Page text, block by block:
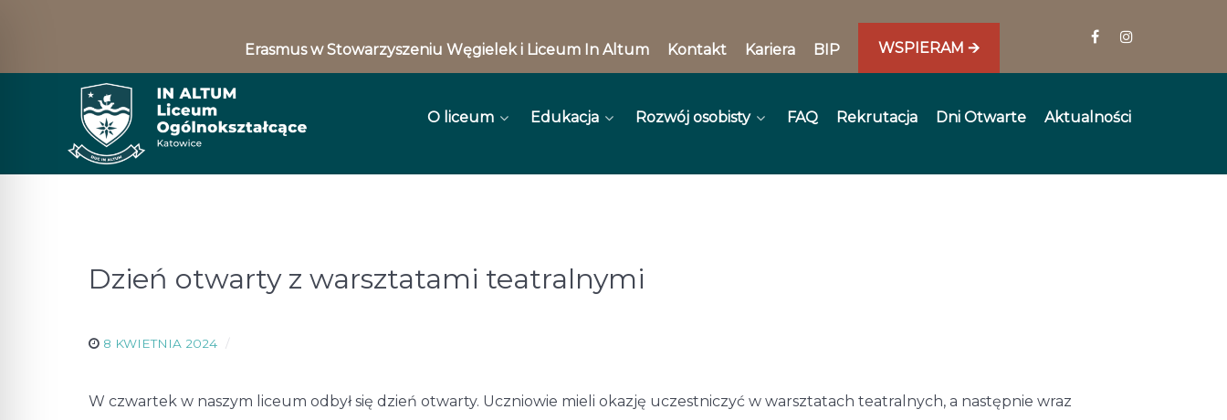
Erasmus w Stowarzyszeniu Węgielek i Liceum In Altum Kontakt Kariera BIP WSPIERAM 🡪
O liceum Edukacja Rozwój osobisty FAQ Rekrutacja Dni Otwarte Aktualności
Dzień otwarty z warsztatami teatralnymi
8 KWIETNIA 2024
W czwartek w naszym liceum odbył się dzień otwarty. Uczniowie mieli okazję uczestniczyć w warsztatach teatralnych, a następnie wraz